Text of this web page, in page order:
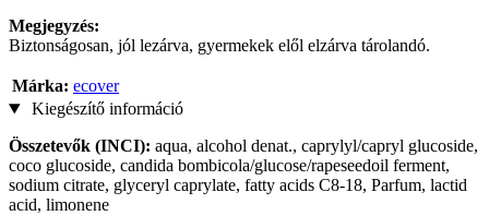
Megjegyzés:
Biztonságosan, jól lezárva, gyermekek elől elzárva tárolandó.
Márka: ecover
Kiegészítő információ
Összetevők (INCI): aqua, alcohol denat., caprylyl/capryl glucoside,
coco glucoside, candida bombicola/glucose/rapeseedoil ferment,
sodium citrate, glyceryl caprylate, fatty acids C8-18, Parfum, lactid
acid, limonene